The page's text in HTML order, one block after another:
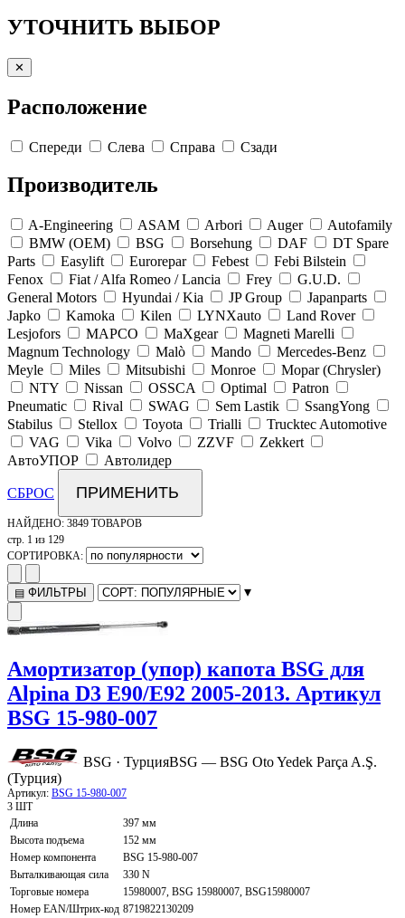
УТОЧНИТЬ ВЫБОР
✕
Расположение
Спереди Слева Справа Сзади
Производитель
A-Engineering ASAM Arbori Auger
Autofamily
BMW (OEM)
BSG Borsehung DAF
DT Spare
Parts
Easylift Eurorepar Febest
Febi Bilstein
Fenox
Fiat / Alfa Romeo / Lancia Frey
G.U.D.
General Motors
Hyundai / Kia JP Group
Japanparts
Japko
Kamoka Kilen LYNXauto
Land Rover
Lesjofors
MAPCO MaXgear
Magneti Marelli
Magnum Technology
Malò Mando
Mercedes-Benz
Meyle
Miles Mitsubishi Monroe
Mopar (Chrysler)
NTY
Nissan OSSCA Optimal
Patron
Pneumatic
Rival SWAG Sem Lastik
SsangYong
Stabilus
Stellox Toyota Trialli
Trucktec Automotive
VAG
Vika Volvo ZZVF
Zekkert
АвтоУПОР
Автолидер
СБРОС ПРИМЕНИТЬ
НАЙДЕНО: 3849 ТОВАРОВ
стр. 1 из 129
СОРТИРОВКА:
▤ ФИЛЬТРЫ ▾
Амортизатор (упор) капота BSG для
Alpina D3 E90/E92 2005-2013. Артикул
BSG 15-980-007
BSG · ТурцияBSG — BSG Oto Yedek Parça A.Ş.
(Турция)
Артикул: BSG 15-980-007
3 ШТ
Длина
397 мм
Высота подъема
152 мм
Номер компонента
BSG 15-980-007
Выталкивающая сила
330 N
Торговые номера
15980007, BSG 15980007, BSG15980007
Номер EAN/Штрих-код 8719822130209